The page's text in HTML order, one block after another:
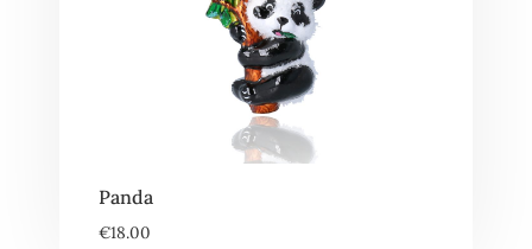
Panda
€18.00